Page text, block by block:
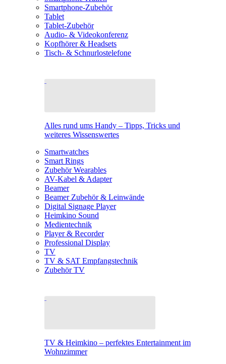
Smartphone-Zubehör
Tablet
Tablet-Zubehör
Audio- & Videokonferenz
Kopfhörer & Headsets
Tisch- & Schnurlostelefone
Alles rund ums Handy – Tipps, Tricks und
weiteres Wissenswertes
Smartwatches
Smart Rings
Zubehör Wearables
AV-Kabel & Adapter
Beamer
Beamer Zubehör & Leinwände
Digital Signage Player
Heimkino Sound
Medientechnik
Player & Recorder
Professional Display
TV
TV & SAT Empfangstechnik
Zubehör TV
TV & Heimkino – perfektes Entertainment im
Wohnzimmer